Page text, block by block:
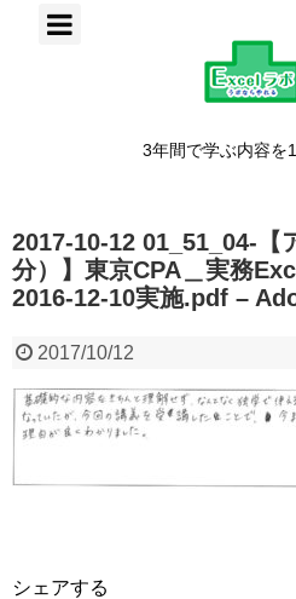
3年間で学ぶ内容を
2017-10-12 01_51_04-【
分）】東京CPA＿実務
2016-12-10実施.pdf –
2017/10/12
シェアする